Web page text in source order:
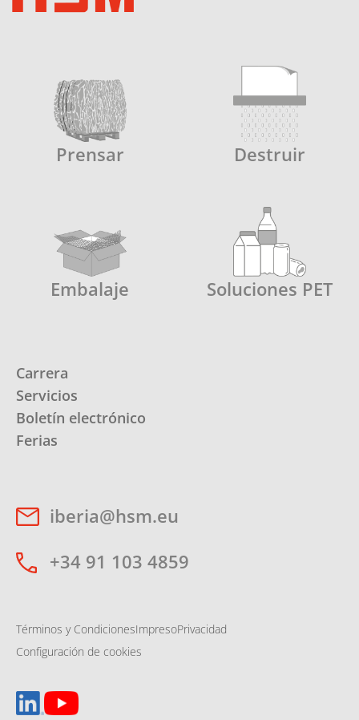
Prensar Destruir
Embalaje Soluciones PET
Carrera
Servicios
Boletín electrónico
Ferias
iberia@hsm.eu
+34 91 103 4859
Términos y CondicionesImpresoPrivacidad
Configuración de cookies